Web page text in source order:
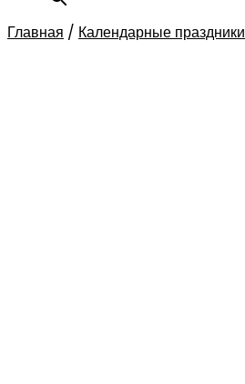
Главная / Календарные праздники